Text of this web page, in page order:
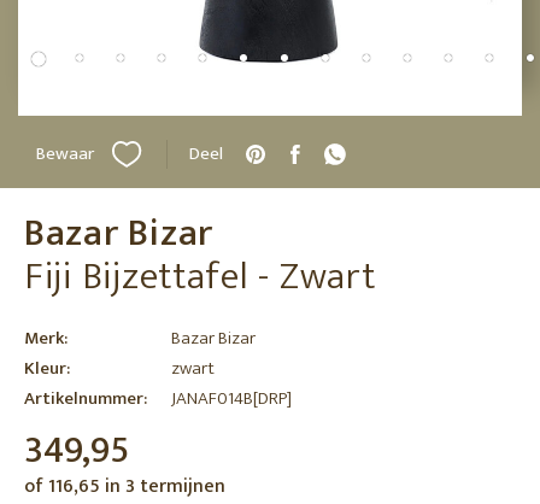
Bewaar Deel
Bazar Bizar
Fiji Bijzettafel - Zwart
Merk:
Bazar Bizar
Kleur:
zwart
Artikelnummer:
JANAF014B[DRP]
349,95
of 116,65 in 3 termijnen